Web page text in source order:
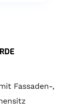
Fassaden-,